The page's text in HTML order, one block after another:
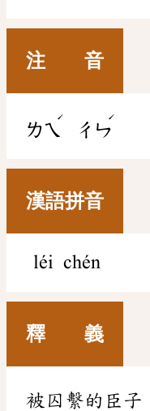
注 音
ㄌㄟ
ˊ
ㄔㄣ
ˊ
漢語拼音
léi chén
釋 義
被囚繫的臣子